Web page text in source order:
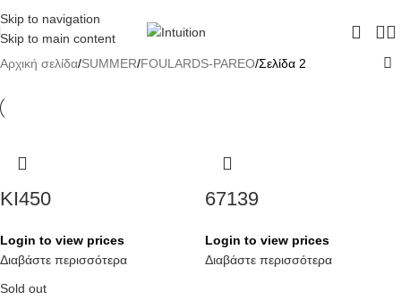
Skip to navigation
Skip to main content
Αρχική σελίδα SUMMER FOULARDS-PAREO Σελίδα 2
KI450
Login to view prices
Διαβάστε περισσότερα
67139
Login to view prices
Διαβάστε περισσότερα
Sold out